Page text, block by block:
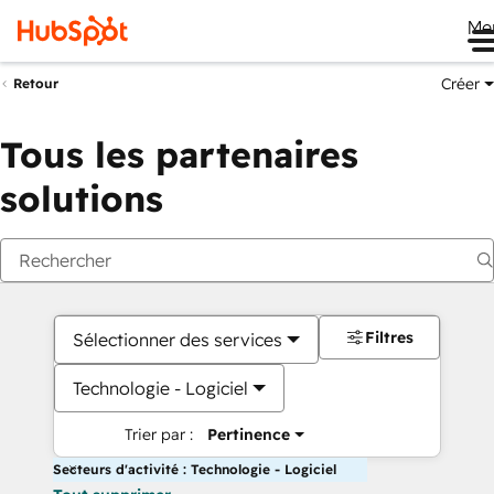
Retour Créer
Tous les partenaires
solutions
Sélectionner des services
Technologie - Logiciel
Trier par : Pertinence
Filtres
Secteurs d'activité : Technologie - Logiciel